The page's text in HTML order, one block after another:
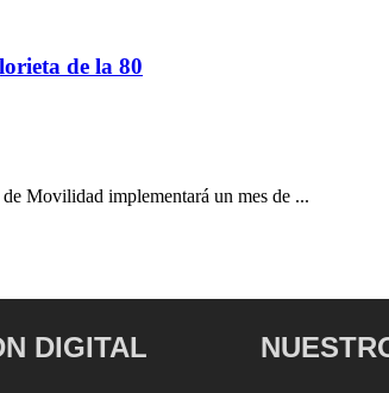
de la 80
Movilidad implementará un mes de ...
DIGITAL